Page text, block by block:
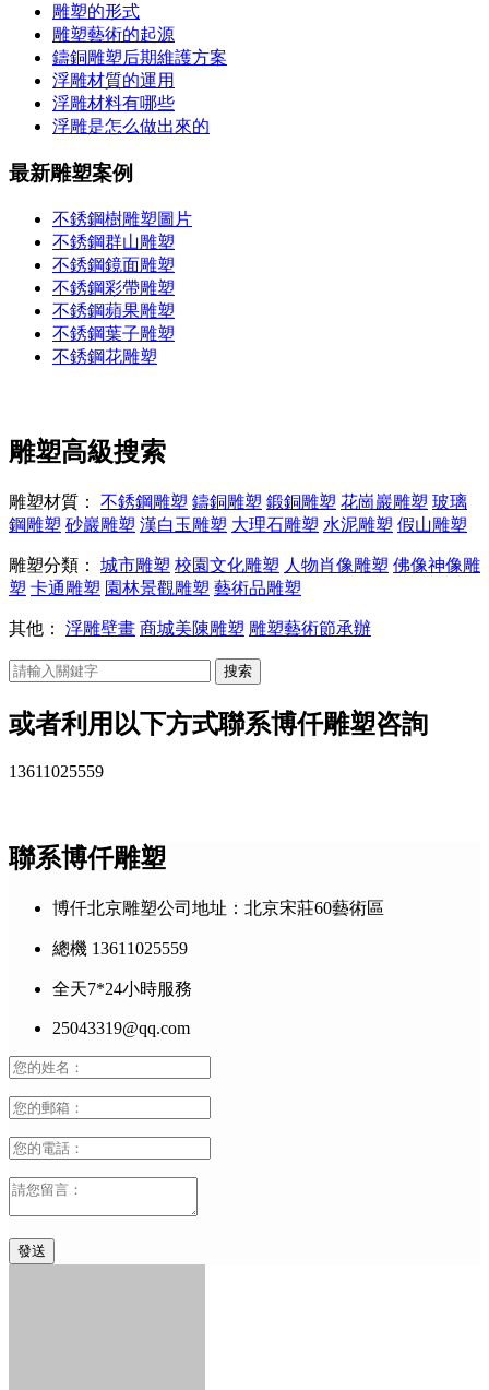
雕塑的形式
雕塑藝術的起源
鑄銅雕塑后期維護方案
浮雕材質的運用
浮雕材料有哪些
浮雕是怎么做出來的
最新雕塑案例
不銹鋼樹雕塑圖片
不銹鋼群山雕塑
不銹鋼鏡面雕塑
不銹鋼彩帶雕塑
不銹鋼蘋果雕塑
不銹鋼葉子雕塑
不銹鋼花雕塑
雕塑高級搜索
雕塑材質： 不銹鋼雕塑 鑄銅雕塑 鍛銅雕塑 花崗巖雕塑 玻璃
鋼雕塑 砂巖雕塑 漢白玉雕塑 大理石雕塑 水泥雕塑 假山雕塑
雕塑分類： 城市雕塑 校園文化雕塑 人物肖像雕塑 佛像神像雕
塑 卡通雕塑 園林景觀雕塑 藝術品雕塑
其他： 浮雕壁畫 商城美陳雕塑 雕塑藝術節承辦
搜索
或者利用以下方式聯系博仟雕塑咨詢
13611025559
聯系博仟雕塑
博仟北京雕塑公司地址：北京宋莊60藝術區
總機 13611025559
全天7*24小時服務
25043319@qq.com
發送